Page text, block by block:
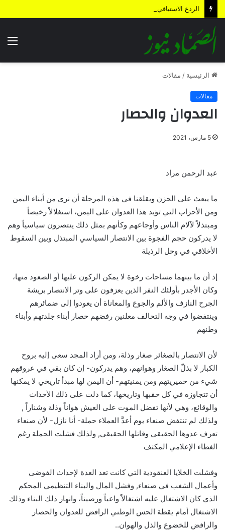
الرئيسية / مقالات
مقالات
العدوان والحصار
5 مارس، 2021
عبد الرحمن مراد
ما يبعث على الحزن ويقلقنا في هذه المرحلة أن نرى من أبناء اليمن
ومن الأحزاب التي تؤيد هذا العدوان على اليمن، استغلالاً رخيصاً
ومبتذلاً لآلام الناس وأوجاعهم وكأنهم بمثل ذلك ينتصرون سياسياً وهم
لا يدركون حجم الفجوة بين الانتصار السياسي المبتذل وبين السقوط
الأخلاقي في وحل الرذيلة
إذ أن ما بينهما مساحات رخوة لا يمكن الركون عليها أو الصعود منها،
وكان الأجدر بأولئك النفر الذين يعزفون على وتر الانتصار بريشة
الجرح النازف والألم والجوع والمعاناة أن يعودوا إلى ضمائرهم
وينتفضوا في وجه التحالف معلنين رفضهم حصار أبناء جلدتهم وأبناء
وطنهم
لأن الانتصار بالصغائر صغار وذلة، ومن أراد المجد سعى إليه بروح
الكبار لا بذلّ الصغار وهوانهم، وهم يدركون- إن كان بقي في عروقهم
شيء من حميريتهم ومن يمنيتهم- أن اليمن لها مبدأ تاريخي لا يمكنها
أن تتجاوزه في كل حقبها وتاريخها، كما دلت على ذلك الأحداث
والوقائع، وهي لأنها تفضل الموت على العيش هواناً وذلة وشناراً ,
ولذلك لم تنتفض صنعاء يوم أعدَّ العملاء حملة- أنا نازل- لأن صنعاء
تعرف عدوها الحقيقي وقاتلها الحقيقي, ولذلك فشلت الحملة رغم
الغطاء الإعلامي المكثف
وفشلت الخلايا العنقودية التي كانت تعد العدة لإحداث الفوضى
وأعمال الشغب في صنعاء, وفشل المال والبناء التنظيمي المحكم
الذي كان الاشتغال عليه اشتغالاً واعياً ورصيناً، وانهار ذلك البناء وذلك
الاشتغال أمام يقظة الحس الوطني الرافض للعدوان والحصار
والرافض للخضوع والذل والهوان..